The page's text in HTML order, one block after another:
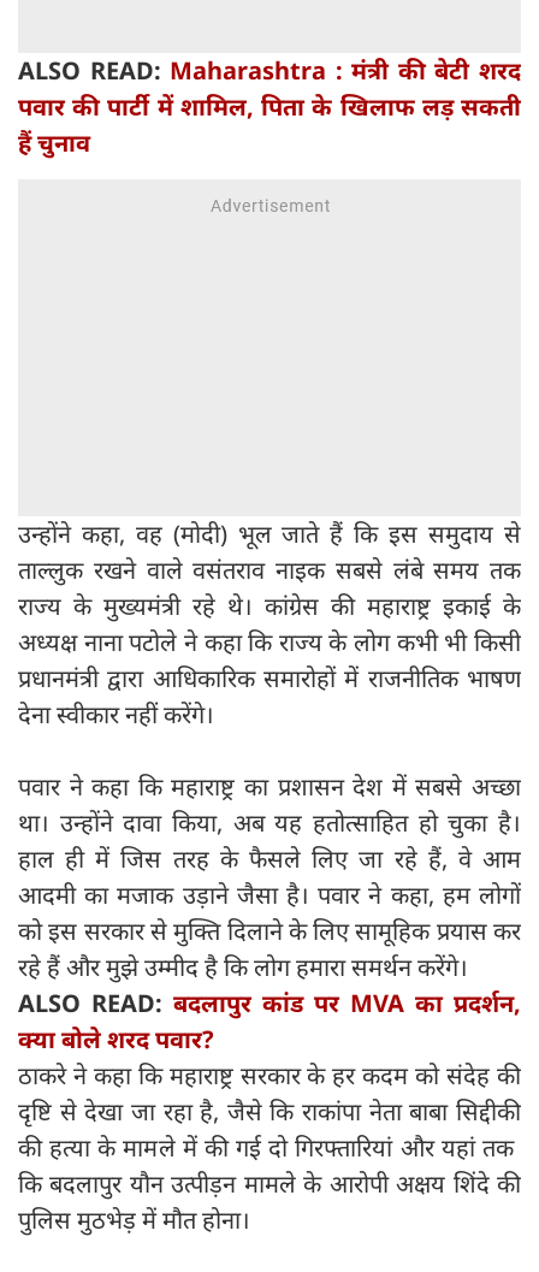
ALSO READ: Maharashtra : मंत्री की बेटी शरद
पवार की पार्टी में शामिल, पिता के खिलाफ लड़ सकती
हैं चुनाव
उन्होंने कहा, वह (मोदी) भूल जाते हैं कि इस समुदाय से
ताल्लुक रखने वाले वसंतराव नाइक सबसे लंबे समय तक
राज्य के मुख्यमंत्री रहे थे। कांग्रेस की महाराष्ट्र इकाई के
अध्यक्ष नाना पटोले ने कहा कि राज्य के लोग कभी भी किसी
प्रधानमंत्री द्वारा आधिकारिक समारोहों में राजनीतिक भाषण
देना स्वीकार नहीं करेंगे।
पवार ने कहा कि महाराष्ट्र का प्रशासन देश में सबसे अच्छा
था। उन्होंने दावा किया, अब यह हतोत्साहित हो चुका है।
हाल ही में जिस तरह के फैसले लिए जा रहे हैं, वे आम
आदमी का मजाक उड़ाने जैसा है। पवार ने कहा, हम लोगों
को इस सरकार से मुक्ति दिलाने के लिए सामूहिक प्रयास कर
रहे हैं और मुझे उम्मीद है कि लोग हमारा समर्थन करेंगे।
ALSO READ: बदलापुर कांड पर MVA का प्रदर्शन,
क्या बोले शरद पवार?
ठाकरे ने कहा कि महाराष्ट्र सरकार के हर कदम को संदेह की
दृष्टि से देखा जा रहा है, जैसे कि राकांपा नेता बाबा सिद्दीकी
की हत्या के मामले में की गई दो गिरफ्तारियां और यहां तक ​​
कि बदलापुर यौन उत्पीड़न मामले के आरोपी अक्षय शिंदे की
पुलिस मुठभेड़ में मौत होना।